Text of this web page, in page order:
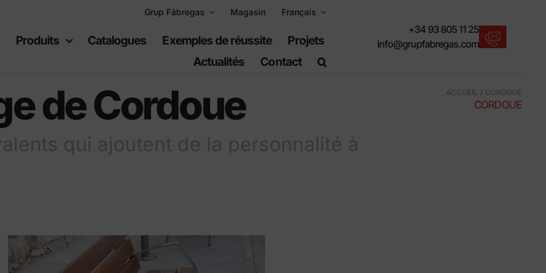
Grup Fábregas Magasin Français
Produits
en polyéthylène
urbaines
Équipement sportif
Actualités Fábregas
Nous vous proposons les dernières
nouveautés en matière de mobilier urbain.
Catalogues Exemples de réussite
Projets
Actualités
Contact
+34 93 805 11 25
info@grupfabregas.com
ACCUEIL CORDOUE
CORDOUE
de Cordoue